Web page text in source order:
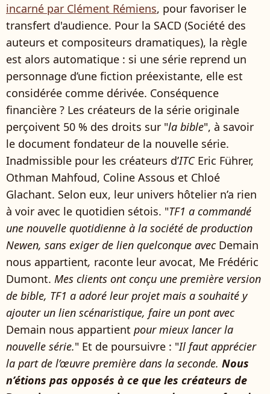
incarné par Clément Rémiens, pour favoriser le
transfert d'audience. Pour la SACD (Société des
auteurs et compositeurs dramatiques), la règle
est alors automatique : si une série reprend un
personnage d’une fiction préexistante, elle est
considérée comme dérivée. Conséquence
financière ? Les créateurs de la série originale
perçoivent 50 % des droits sur "la bible", à savoir
le document fondateur de la nouvelle série.
Inadmissible pour les créateurs d’ITCEric Führer,
Othman Mahfoud, Coline Assous et Chloé
Glachant. Selon eux, leur univers hôtelier n’a rien
à voir avec le quotidien sétois. "TF1 a commandé
une nouvelle quotidienne à la société de production
Newen, sans exiger de lien quelconque avec Demain
nous appartient, raconte leur avocat, Me Frédéric
Dumont. Mes clients ont conçu une première version
de bible, TF1 a adoré leur projet mais a souhaité y
ajouter un lien scénaristique, faire un pont avec
Demain nous appartient pour mieux lancer la
nouvelle série." Et de poursuivre : "Il faut apprécier
la part de l’œuvre première dans la seconde. Nous
n’étions pas opposés à ce que les créateurs de